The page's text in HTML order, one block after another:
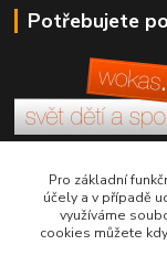
Potřebujete
+420 380 830
Pro základní
účely a v případě
využíváme
cookies můžete